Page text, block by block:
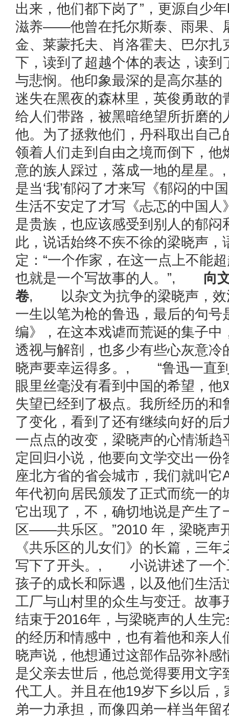
出来，他们都下岗了”，更源自少
滋养——他曾在托尔斯泰、雨果、
金、莱蒙托夫、肖洛霍夫、巴尔扎
下，读到了超越个体的表达，读到
与悲悯。他印象最深的是高尔基的
迷失在黑夜的森林里，英俊勇敢的
给人们带路，被黑暗绝望所折磨的
他。为了拯救他们，丹科取出自己
领着人们走到自由之境而倒下，他
意的族人踩过，落成一地的星星
是当‘我’郁闷了才来写《郁闷的中
生活不安定了才写《忐忑的中国人
是贵族，也应该感受到别人的郁闷
此，说话始终不疾不徐的梁晓声，
定：“一个作家，在这一点上不能
也就是一个写故事的人。”, 向
卷, 以杂文为抗争的梁晓声，效
一生以笔为枪的鲁迅，最后的句号
编》，在这本戏谑而荒诞的集子中
透视与解剖，也多少有些心灰意冷
晓声要幸运得多。, “鲁迅一直
眼里丝毫没有看到中国的希望，他
失望已经到了极点。我所经历的和
了变化，看到了还有继续向好的后
一点点的改变，梁晓声的心情渐趋
定回归小说，他要向文学交出一
座北方省的省会城市，我们就叫它
年代初向居民颁发了正式而统一的
它出现了，不，确切地说是产生了
区——共乐区。”2010 年，梁晓声
《共乐区的儿女们》的长篇，三
写下了开头。, 小说讲述了一个
孩子的成长和际遇，以及他们生活
工厂与山村里的众生与变迁。故事
结束于2016年，与梁晓声的人生
的经历和情感中，也有着他和亲人
晓声说，他想通过这部作品弥补感
是父亲去世后，他总觉得要用文字
代工人。并且在他19岁下乡以后，
弟一力承担，而像四弟一样当年留